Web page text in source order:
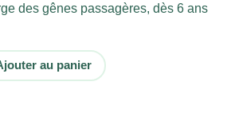
des gênes passagères, dès 6 ans
au panier